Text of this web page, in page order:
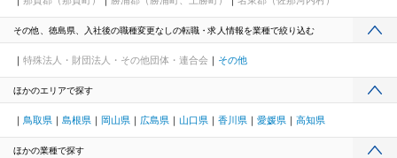
その他、徳島県、入社後の職種変更なしの転職・求人情報を業種で絞り込む
特殊法人・財団法人・その他団体・連合会 その他
ほかのエリアで探す
鳥取県 島根県 岡山県 広島県 山口県 香川県 愛媛県 高知県
ほかの業種で探す